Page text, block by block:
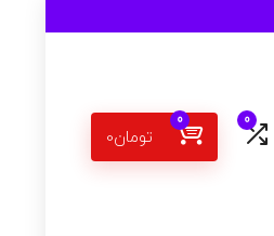
0
0
تومان0